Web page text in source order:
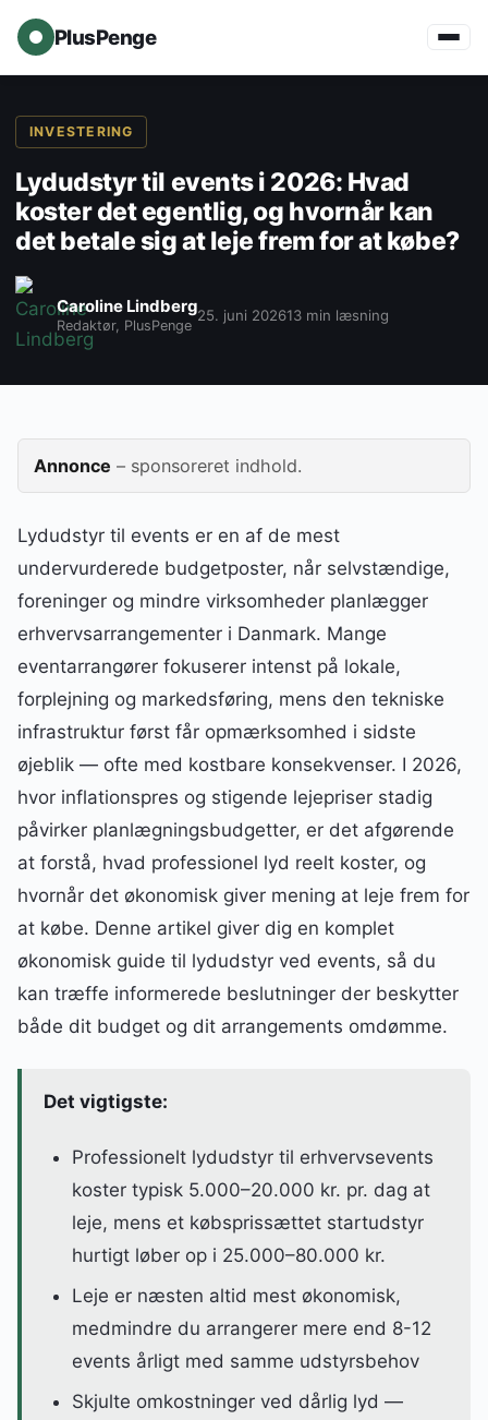
PlusPenge
INVESTERING
Lydudstyr til events i 2026: Hvad
koster det egentlig, og hvornår kan
det betale sig at leje frem for at købe?
Caroline Lindberg
Redaktør, PlusPenge
25. juni 202613 min læsning
Annonce – sponsoreret indhold.
Lydudstyr til events er en af de mest
undervurderede budgetposter, når selvstændige,
foreninger og mindre virksomheder planlægger
erhvervsarrangementer i Danmark. Mange
eventarrangører fokuserer intenst på lokale,
forplejning og markedsføring, mens den tekniske
infrastruktur først får opmærksomhed i sidste
øjeblik — ofte med kostbare konsekvenser. I 2026,
hvor inflationspres og stigende lejepriser stadig
påvirker planlægningsbudgetter, er det afgørende
at forstå, hvad professionel lyd reelt koster, og
hvornår det økonomisk giver mening at leje frem for
at købe. Denne artikel giver dig en komplet
økonomisk guide til lydudstyr ved events, så du
kan træffe informerede beslutninger der beskytter
både dit budget og dit arrangements omdømme.
Det vigtigste:
Professionelt lydudstyr til erhvervsevents
koster typisk 5.000–20.000 kr. pr. dag at
leje, mens et købsprissættet startudstyr
hurtigt løber op i 25.000–80.000 kr.
Leje er næsten altid mest økonomisk,
medmindre du arrangerer mere end 8-12
events årligt med samme udstyrsbehov
Skjulte omkostninger ved dårlig lyd —